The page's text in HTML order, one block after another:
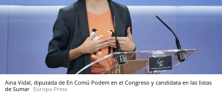
Aina Vidal, diputada de En Comú Podem en el Congreso y candidata en las listas
de Sumar Europa Press